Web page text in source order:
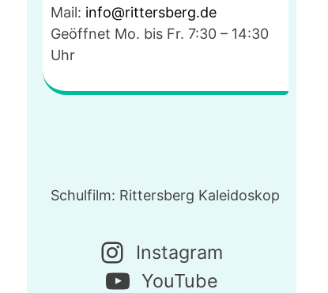
Mail: info@rittersberg.de
Geöffnet Mo. bis Fr. 7:30 – 14:30
Uhr
Schulfilm: Rittersberg Kaleidoskop
Instagram
YouTube